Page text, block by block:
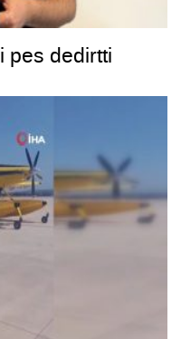
pes dedirtti